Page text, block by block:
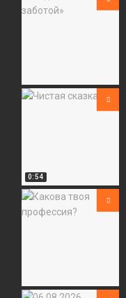
0:54